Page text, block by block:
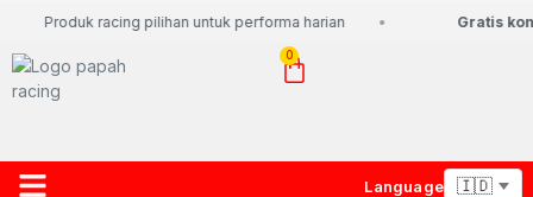
Produk racing pilihan untuk performa harian Gratis
0
Language